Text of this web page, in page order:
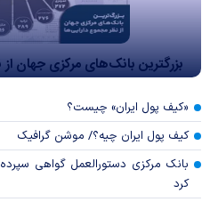
بزرگترین بانک‌های مرکزی جهان
«کیف پول ایران» چیست؟
کیف پول ایران چیه؟/ موشن گرافیک
بانک مرکزی دستورالعمل گواهی سپرده
کرد